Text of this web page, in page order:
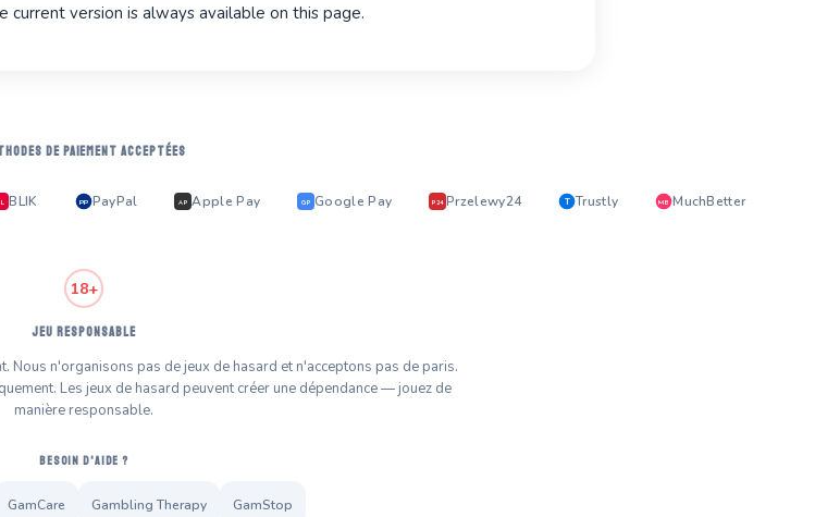
version is always available on this page.
DE PAIEMENT ACCEPTÉES
BLIK PP PayPal AP Apple Pay GP Google Pay P24 Przelewy24 T Trustly MB MuchBetter
18+
JEU RESPONSABLE
Nous n'organisons pas de jeux de hasard et n'acceptons pas de paris.
Les jeux de hasard peuvent créer une dépendance — jouez de
manière responsable.
BESOIN D'AIDE ?
GamCare Gambling Therapy GamStop